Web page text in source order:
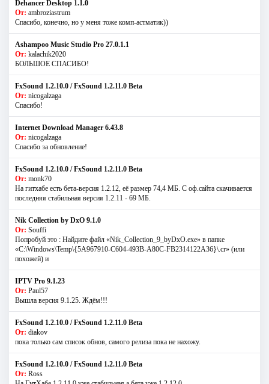
Dehancer Desktop 1.1.0
От: ambroziastrum
Спасибо, конечно, но у меня тоже комп-астматик))
Ashampoo Music Studio Pro 27.0.1.1
От: kalachik2020
БОЛЬШОЕ СПАСИБО!
FxSound 1.2.10.0 / FxSound 1.2.11.0 Beta
От: nicogalzaga
Спасибо!
Internet Download Manager 6.43.8
От: nicogalzaga
Спасибо за обновление!
FxSound 1.2.10.0 / FxSound 1.2.11.0 Beta
От: monk70
На гитхабе есть бета-версия 1.2.12, её размер 74,4 МБ. С оф.сайта скачивается
последняя стабильная версия 1.2.11 - 69 МБ.
Nik Collection by DxO 9.1.0
От: Souffi
Попробуй это : Найдите файл «Nik_Collection_9_byDxO.exe» в папке
«C:\Windows\Temp\{5A967910-C604-493B-A80C-FB2314122A36}\.cr» (или
похожей) и
IPTV Pro 9.1.23
От: Paul57
Вышла версия 9.1.25. Ждём!!!
FxSound 1.2.10.0 / FxSound 1.2.11.0 Beta
От: diakov
пока только сам список обнов, самого релиза пока не нахожу.
FxSound 1.2.10.0 / FxSound 1.2.11.0 Beta
От: Ross